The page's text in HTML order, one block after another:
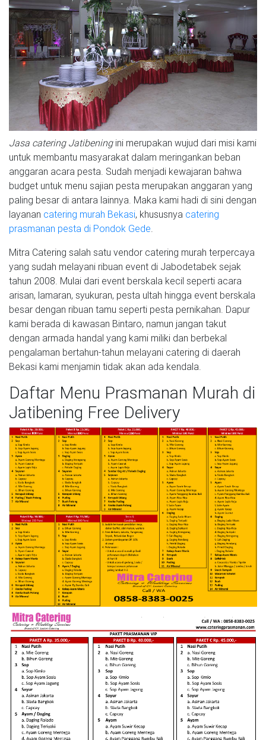
Jasa catering Jatibeningini merupakan wujud dari misi kami
untuk membantu masyarakat dalam meringankan beban
anggaran acara pesta. Sudah menjadi kewajaran bahwa
budget untuk menu sajian pesta merupakan anggaran yang
paling besar di antara lainnya. Maka kami hadi di sini dengan
layanan catering murah Bekasi, khususnya catering
prasmanan pesta di Pondok Gede
Mitra Catering salah satu vendor catering murah terpercaya
yang sudah melayani ribuan event di Jabodetabek sejak
tahun 2008. Mulai dari event berskala kecil seperti acara
arisan, lamaran, syukuran, pesta ultah hingga event berskala
besar dengan ribuan tamu seperti pesta pernikahan. Dapur
kami berada di kawasan Bintaro, namun jangan takut
dengan armada handal yang kami miliki dan berbekal
pengalaman bertahun-tahun melayani catering di daerah
Bekasi kami menjamin tidak akan ada kendala.
Daftar Menu Prasmanan Murah di
Jatibening Free Delivery